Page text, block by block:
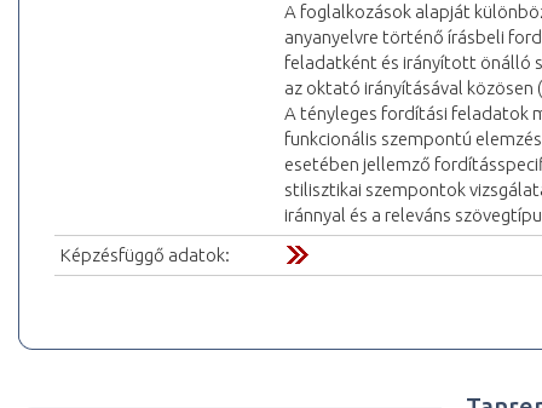
A foglalkozások alapját
anyanyelvre történő írásbeli
feladatként és irányított önálló
az oktató irányításával közösen
A tényleges fordítási feladatok
funkcionális szempontú
esetében jellemző
stilisztikai szempontok
iránnyal és a releváns
Képzésfüggő adatok: